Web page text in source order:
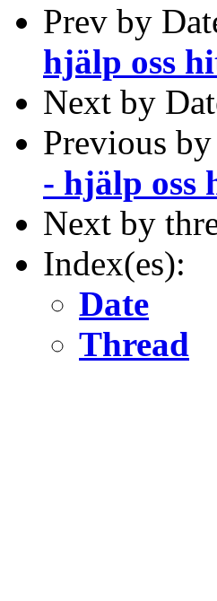
Prev by
hjälp oss
Next by
Previous
- hjälp oss
Next by
Index(es):
Date
Thread